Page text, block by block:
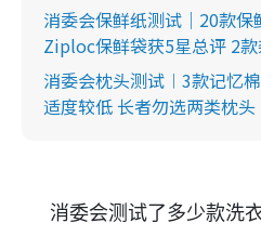
消委会保鲜纸测试｜20款保
Ziploc保鲜袋获5星总评 2
消委会枕头测试︱3款记忆
适度较低 长者勿选两类枕头
消委会测试了多少款洗